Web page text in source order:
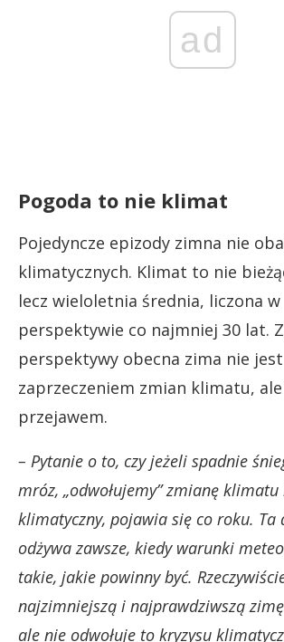
ad
Pogoda to nie klimat
Pojedyncze epizody zimna nie
klimatycznych. Klimat to nie
lecz wieloletnia średnia, liczona w
perspektywie co najmniej 30 lat.
perspektywy obecna zima nie jest
zaprzeczeniem zmian klimatu,
przejawem.
– Pytanie o to, czy jeżeli spadnie
mróz, „odwołujemy” zmianę klimatu
klimatyczny, pojawia się co roku. Ta
odżywa zawsze, kiedy warunki
takie, jakie powinny być.
najzimniejszą i najprawdziwszą
ale nie odwołuje to kryzysu